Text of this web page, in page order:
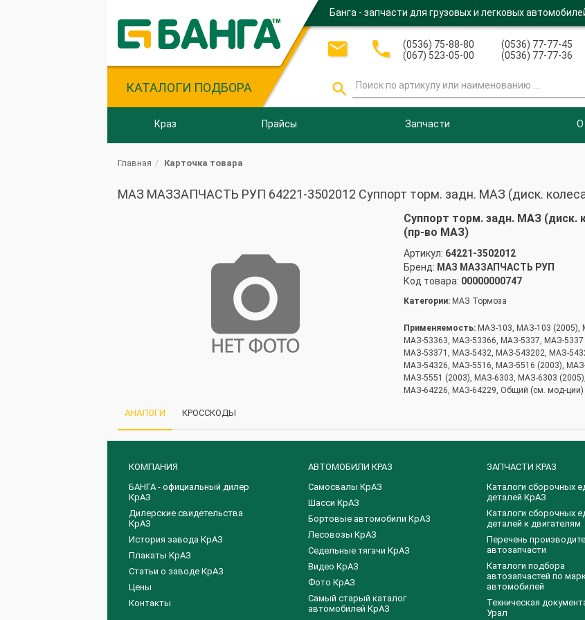
КАТАЛОГИ ПОДБОРА
Банга - запчасти для грузовых и легковых
 
(0536) 75-88-80
(067) 523-05-00
(0536) 77-77-45
(0536) 77-77-36

Краз Прайсы Запчасти О
Главная Карточка товара
МАЗ МАЗЗАПЧАСТЬ РУП 64221-3502012 Суппорт торм. задн. МАЗ (диск.
Суппорт торм. задн. МАЗ (диск.
(пр-во МАЗ)
Артикул: 64221-3502012
Бренд: МАЗ МАЗЗАПЧАСТЬ РУП
Код товара: 00000000747
Категории: МАЗ Тормоза
Применяемость: МАЗ-103, МАЗ-103 (2005),
МАЗ-53363, МАЗ-53366, МАЗ-5337, МАЗ-5337
МАЗ-53371, МАЗ-5432, МАЗ-543202, МАЗ-
МАЗ-54326, МАЗ-5516, МАЗ-5516 (2003),
МАЗ-5551 (2003), МАЗ-6303, МАЗ-6303
МАЗ-64226, МАЗ-64229, Общий (см. мод-ции)
АНАЛОГИ КРОССКОДЫ
КОМПАНИЯ
БАНГА - официальный дилер
КрАЗ
Дилерские свидетельства
КрАЗ
История завода КрАЗ
Плакаты КрАЗ
Статьи о заводе КрАЗ
Цены
Контакты
АВТОМОБИЛИ КРАЗ
Самосвалы КрАЗ
Шасси КрАЗ
Бортовые автомобили КрАЗ
Лесовозы КрАЗ
Седельные тягачи КрАЗ
Видео КрАЗ
Фото КрАЗ
Самый старый каталог
автомобилей КрАЗ
ЗАПЧАСТИ КРАЗ
Каталоги сборочных
деталей КрАЗ
​Каталоги сборочных
деталей к двигателям
Перечень
автозапчасти
Каталоги подбора
автозапчастей по
автомобилей
Техническая
Урал